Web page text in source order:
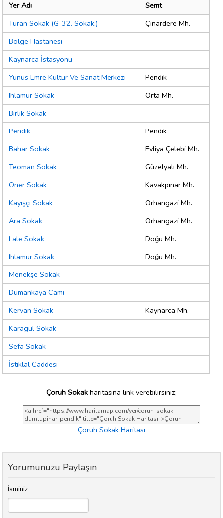
Yer Adı
Semt
Turan Sokak (G-32. Sokak.)
Çınardere Mh.
Bölge Hastanesi
Kaynarca İstasyonu
Yunus Emre Kültür Ve Sanat Merkezi
Pendik
Ihlamur Sokak
Orta Mh.
Birlik Sokak
Pendik
Pendik
Bahar Sokak
Evliya Çelebi Mh.
Teoman Sokak
Güzelyalı Mh.
Öner Sokak
Kavakpınar Mh.
Kayışçı Sokak
Orhangazi Mh.
Ara Sokak
Orhangazi Mh.
Lale Sokak
Doğu Mh.
Ihlamur Sokak
Doğu Mh.
Menekşe Sokak
Dumankaya Cami
Kervan Sokak
Kaynarca Mh.
Karagül Sokak
Sefa Sokak
İstiklal Caddesi
Çoruh Sokak haritasına link verebilirsiniz;
Çoruh Sokak Haritası
Yorumunuzu Paylaşın
İsminiz